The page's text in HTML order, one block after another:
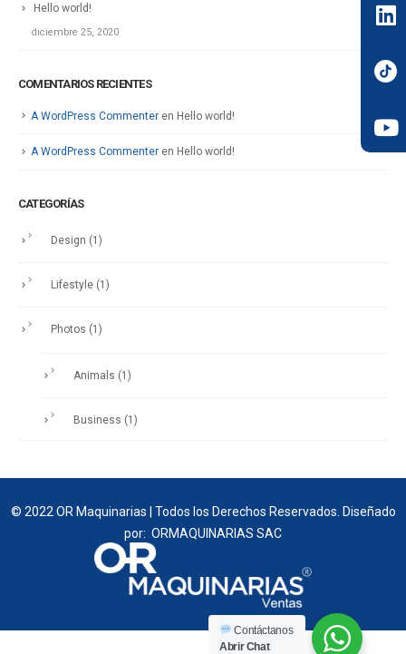
Hello world!
diciembre 25, 2020
COMENTARIOS RECIENTES
A WordPress Commenter en Hello world!
A WordPress Commenter en Hello world!
CATEGORÍAS
Design (1)
Lifestyle (1)
Photos (1)
Animals (1)
Business (1)
© 2022 OR Maquinarias | Todos los Derechos Reservados. Diseñado
por: ORMAQUINARIAS SAC
Contáctanos
Abrir Chat